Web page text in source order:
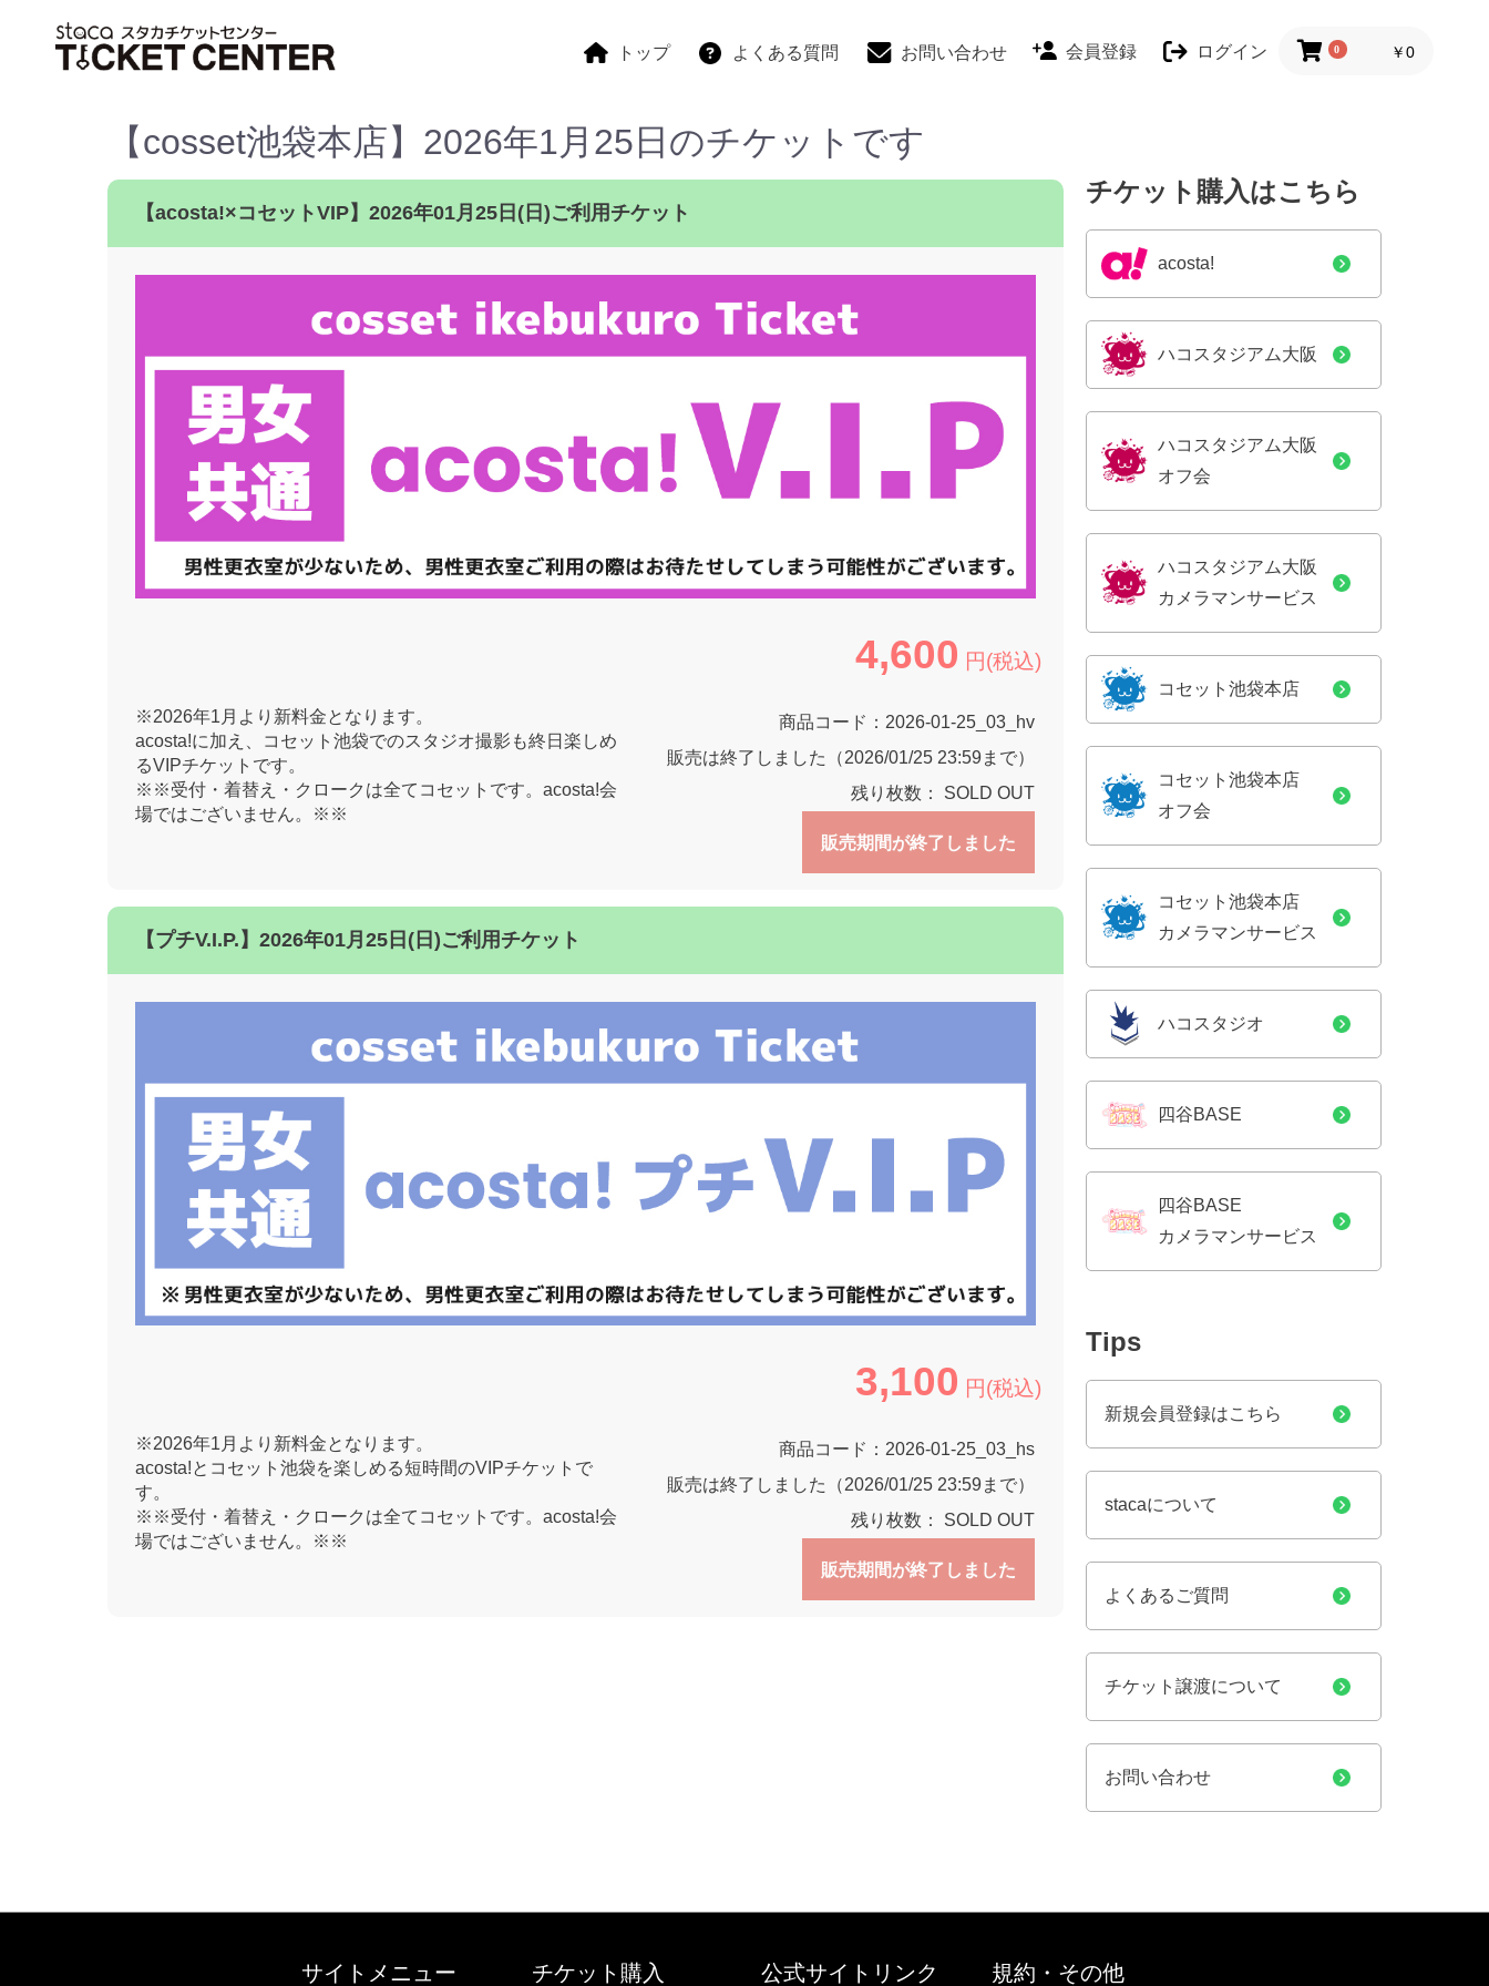
トップ よくある質問 お問い合わせ 会員登録 ログイン 0 ￥0
【cosset池袋本店】2026年1月25日のチケットです
【acosta!×コセットVIP】2026年01月25日(日)ご利用チケット
4,600 円(税込)
※2026年1月より新料金となります。
acosta!に加え、コセット池袋でのスタジオ撮影も終日楽しめ
るVIPチケットです。
※※受付・着替え・クロークは全てコセットです。acosta!会
場ではございません。※※
商品コード： 2026-01-25_03_hv
販売は終了しました（2026/01/25 23:59まで）
残り枚数： SOLD OUT
販売期間が終了しました
【プチV.I.P.】2026年01月25日(日)ご利用チケット
3,100 円(税込)
※2026年1月より新料金となります。
acosta!とコセット池袋を楽しめる短時間のVIPチケットで
す。
※※受付・着替え・クロークは全てコセットです。acosta!会
場ではございません。※※
商品コード： 2026-01-25_03_hs
販売は終了しました（2026/01/25 23:59まで）
残り枚数： SOLD OUT
販売期間が終了しました
チケット購入はこちら
acosta!
ハコスタジアム大阪
ハコスタジアム大阪
オフ会
ハコスタジアム大阪
カメラマンサービス
コセット池袋本店
コセット池袋本店
オフ会
コセット池袋本店
カメラマンサービス
ハコスタジオ
四谷BASE
四谷BASE
カメラマンサービス
Tips
新規会員登録はこちら
stacaについて
よくあるご質問
チケット譲渡について
お問い合わせ
サイトメニュー チケット購入 公式サイトリンク 規約・その他